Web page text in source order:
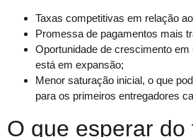
Taxas competitivas em relação
Promessa de pagamentos mais
Oportunidade de crescimento
está em expansão;
Menor saturação inicial, o que
para os primeiros entregadores
O que esperar do